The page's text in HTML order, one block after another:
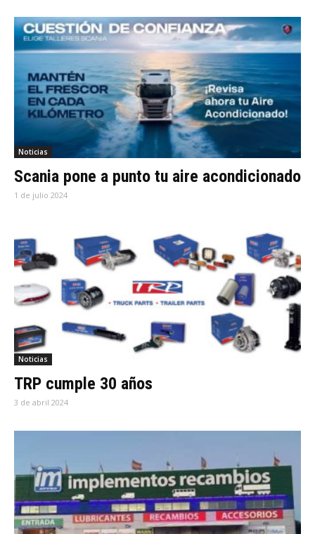
Noticias
Scania pone a punto tu aire acondicionado
1 de julio 2024
Noticias
TRP cumple 30 años
3 de abril 2024